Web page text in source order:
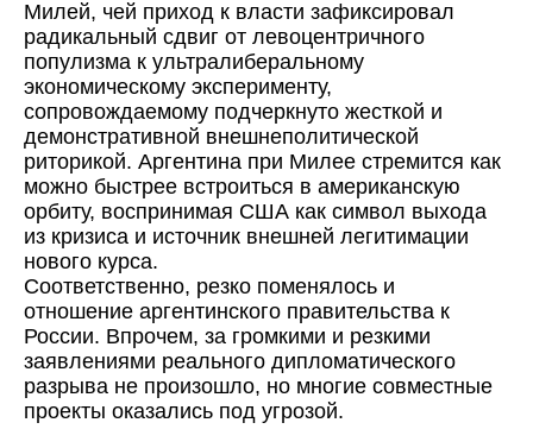
Милей, чей приход к власти зафиксировал
радикальный сдвиг от левоцентричного
популизма к ультралиберальному
экономическому эксперименту,
сопровождаемому подчеркнуто жесткой и
демонстративной внешнеполитической
риторикой. Аргентина при Милее стремится как
можно быстрее встроиться в американскую
орбиту, воспринимая США как символ выхода
из кризиса и источник внешней легитимации
нового курса.
Соответственно, резко поменялось и
отношение аргентинского правительства к
России. Впрочем, за громкими и резкими
заявлениями реального дипломатического
разрыва не произошло, но многие совместные
проекты оказались под угрозой.